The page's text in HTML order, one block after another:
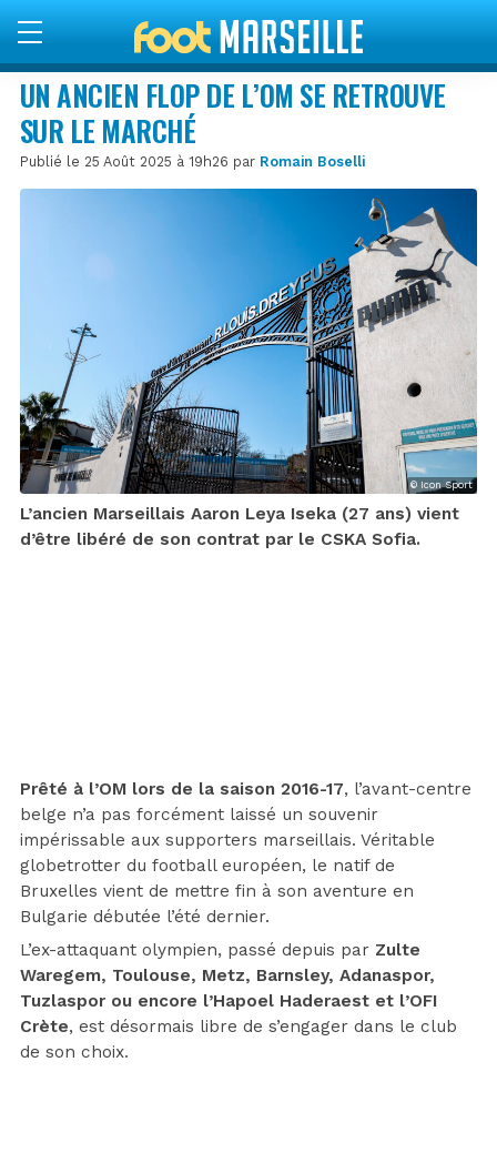
UN ANCIEN FLOP DE L’OM SE RETROUVE
SUR LE MARCHÉ
Publié le 25 Août 2025 à 19h26 par Romain Boselli
© Icon Sport
L’ancien Marseillais Aaron Leya Iseka (27 ans) vient
d’être libéré de son contrat par le CSKA Sofia.
Prêté à l’OM lors de la saison 2016-17, l’avant-centre
belge n’a pas forcément laissé un souvenir
impérissable aux supporters marseillais. Véritable
globetrotter du football européen, le natif de
Bruxelles vient de mettre fin à son aventure en
Bulgarie débutée l’été dernier.
L’ex-attaquant olympien, passé depuis par Zulte
Waregem, Toulouse, Metz, Barnsley, Adanaspor,
Tuzlaspor ou encore l’Hapoel Haderaest et l’OFI
Crète, est désormais libre de s’engager dans le club
de son choix.